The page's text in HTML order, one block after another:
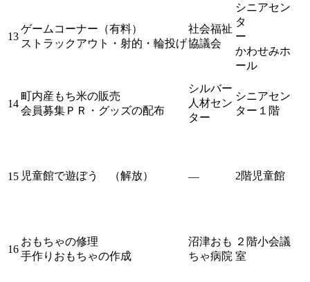
13
ゲームコーナー（有料）
ストラックアウト・射的・輪投げ
社会福祉
協議会
シニアセン
タ
ー
かわせみホ
ール
14
町内産もち米の販売
会員募集ＰＲ・グッズの配布
シルバー
人材セン
ター
シニアセン
ター１階
15 児童館で遊ぼう （解放） ― 2階児童館
16
おもちゃの修理
手作りおもちゃの作成
沼津おも
ちゃ病院
２階小会議
室